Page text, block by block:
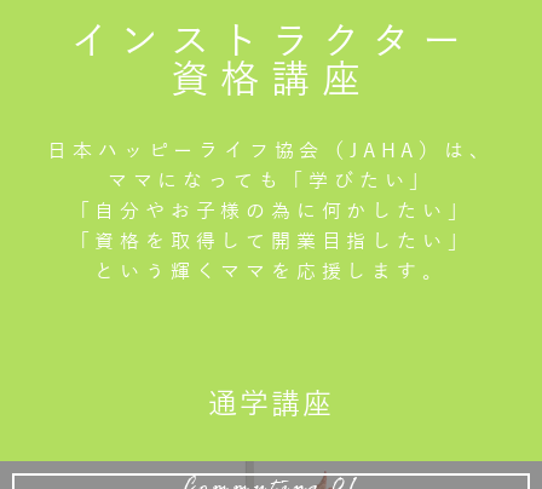
インストラクター
資格講座
日本ハッピーライフ協会（JAHA）は、
ママになっても「学びたい」
「自分やお子様の為に何かしたい」
「資格を取得して開業目指したい」
という輝くママを応援します。
通学講座